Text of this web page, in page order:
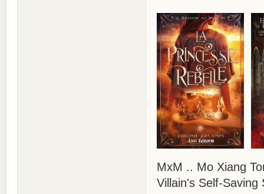
MxM .. Mo Xiang
Villain's Self-Saving